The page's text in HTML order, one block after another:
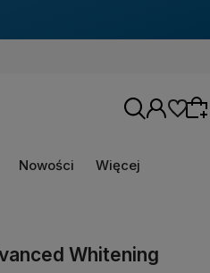
z naszej aktualnej
aby przywrócić dodane
Nowości Więcej
Whitening